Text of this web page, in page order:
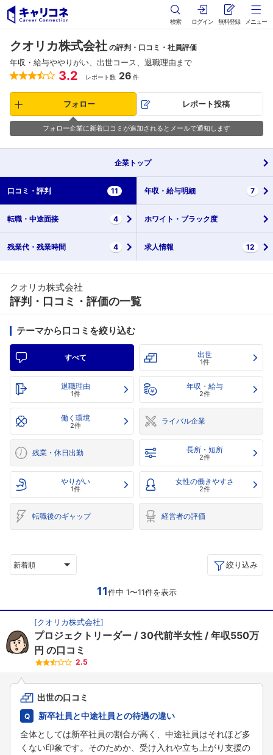
検索 ログイン 無料登録 メニュー
クオリカ株式会社 の評判・口コミ・社員評価
年収・給与ややりがい、出世コース、退職理由まで
3.2 レポート数 26 件
フォロー レポート投稿
フォロー企業に新着口コミが追加されるとメールで通知します
企業 トップ
口コミ・ 評判 11 年収・ 給与明細 7
転職・ 中途面接 4 ホワイト・ ブラック度
残業代・ 残業時間 4 求人情報 12
クオリカ株式会社
評判・口コミ・評価の一覧
テーマから口コミを絞り込む
すべて 出世
1件
退職理由
1件
年収・給与
2件
働く環境
2件 ライバル企業
残業・休日出勤 長所・短所
2件
やりがい
1件
女性の働きやすさ
2件
転職後のギャップ 経営者の評価
新着順 絞り込み
11件中 1〜11件を表示
[クオリカ株式会社]
プロジェクトリーダー 30代前半女性
年収550万
円 の口コミ
2.5
出世の口コミ
新卒社員と中途社員との待遇の違い
全体としては新卒社員の割合が高く、中途社員はそれほど多
くない印象です。そのためか、受け入れや立ち上がり支援の